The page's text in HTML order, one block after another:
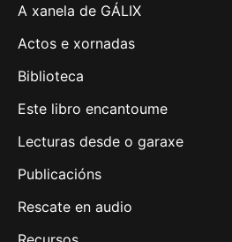
A xanela de GÁLIX
Actos e xornadas
Biblioteca
Este libro encantoume
Lecturas desde o garaxe
Publicacións
Rescate en audio